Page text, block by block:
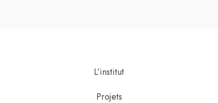
L’institut
Projets